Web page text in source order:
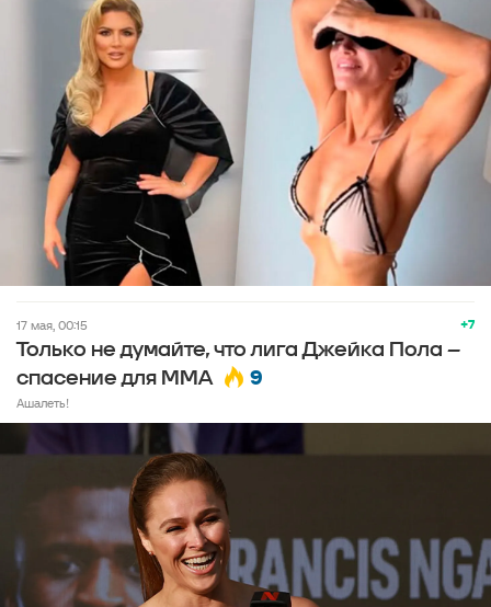
+7
17 мая, 00:15
Только не думайте, что лига Джейка Пола –
спасение для ММА
9
Ашалеть!